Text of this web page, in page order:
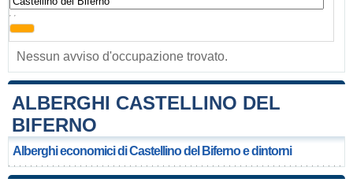
, ,
Nessun avviso d'occupazione trovato.
ALBERGHI CASTELLINO DEL
BIFERNO
Alberghi economici di Castellino del Biferno e dintorni